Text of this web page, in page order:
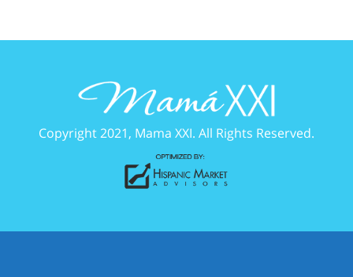
Copyright 2021, Mama XXI. All Rights Reserved.